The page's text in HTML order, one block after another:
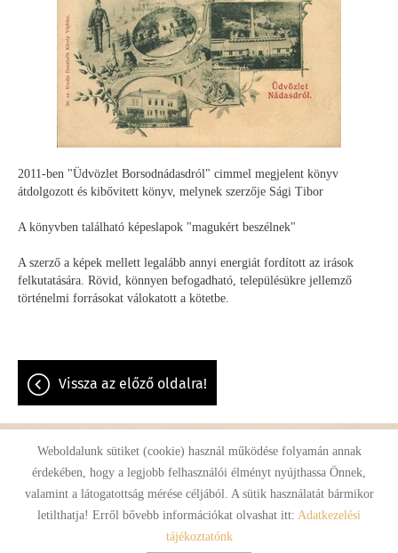
2011-ben "Üdvözlet Borsodnádasdról" cimmel megjelent könyv
átdolgozott és kibővitett könyv, melynek szerzője Sági Tibor
A könyvben található képeslapok "magukért beszélnek"
A szerző a képek mellett legalább annyi energiát fordított az irások
felkutatására. Rövid, könnyen befogadható, településükre jellemző
történelmi forrásokat válokatott a kötetbe.
vissza az előző oldalra!
Oldal információk Adatkezelési tájékoztató
Weboldalunk sütiket (cookie) használ működése folyamán annak
érdekében, hogy a legjobb felhasználói élményt nyújthassa Önnek,
valamint a látogatottság mérése céljából. A sütik használatát bármikor
letilthatja! Erről bővebb információkat olvashat itt: Adatkezelési
tájékoztatónk